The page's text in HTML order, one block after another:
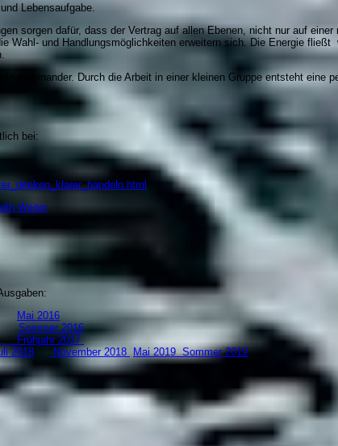
Lebensaufgabe.
sorgen dafür, dass der Vertrag auf allen Ebenen, nicht nur auf einer
Wahl- und Handlungsmöglichkeiten erweitern sich. Die Energie
miteinander. Durch die Arbeit in einer kleinen Gruppe entsteht eine
bei:
Weiter
Mai 2016
Sommer 2016
Frühjahr 2017
2018 November 2018 Mai 2019Sommer 2019